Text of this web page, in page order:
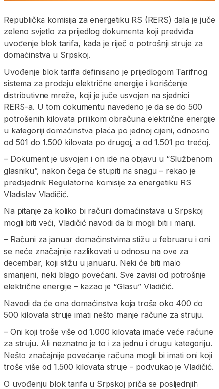
Republička komisija za energetiku RS (RERS) dala je juče
zeleno svjetlo za prijedlog dokumenta koji predviđa
uvođenje blok tarifa, kada je riječ o potrošnji struje za
domaćinstva u Srpskoj.
Uvođenje blok tarifa definisano je prijedlogom Tarifnog
sistema za prodaju električne energije i korišćenje
distributivne mreže, koji je juče usvojen na sjednici
RERS-a. U tom dokumentu navedeno je da se do 500
potrošenih kilovata prilikom obračuna električne energije
u kategoriji domaćinstva plaća po jednoj cijeni, odnosno
od 501 do 1.500 kilovata po drugoj, a od 1.501 po trećoj.
– Dokument je usvojen i on ide na objavu u “Službenom
glasniku”, nakon čega će stupiti na snagu – rekao je
predsjednik Regulatorne komisije za energetiku RS
Vladislav Vladičić.
Na pitanje za koliko bi računi domaćinstava u Srpskoj
mogli biti veći, Vladičić navodi da bi mogli biti i manji.
– Računi za januar domaćinstvima stižu u februaru i oni
se neće značajnije razlikovati u odnosu na ove za
decembar, koji stižu u januaru. Neki će biti malo
smanjeni, neki blago povećani. Sve zavisi od potrošnje
električne energije – kazao je “Glasu” Vladičić.
Navodi da će ona domaćinstva koja troše oko 400 do
500 kilovata struje imati nešto manje račune za struju.
– Oni koji troše više od 1.000 kilovata imaće veće račune
za struju. Ali neznatno je to i za jednu i drugu kategoriju.
Nešto značajnije povećanje računa mogli bi imati oni koji
troše više od 1.500 kilovata struje – podvukao je Vladičić.
O uvođenju blok tarifa u Srpskoj priča se posljednjih